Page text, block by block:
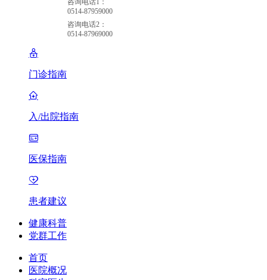
0514-87959000
咨询电话2：
0514-87969000
门诊指南
入/出院指南
医保指南
患者建议
健康科普
党群工作
首页
医院概况